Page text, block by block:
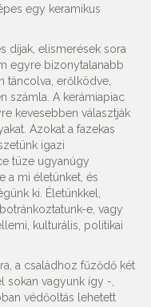
egy keramikus
díjak, elismerések sora
egyre bizonytalanabb
táncolva, erőlködve,
számla. A kerámiapiac
kevesebben választják
Azokat a fazekas
igazi
tüze ugyanúgy
a mi életünket, és
ki. Életünkkel,
e, vagy
kulturális, politikai
a családhoz fűződő két
sokan vagyunk így -,
védőoltás lehetett